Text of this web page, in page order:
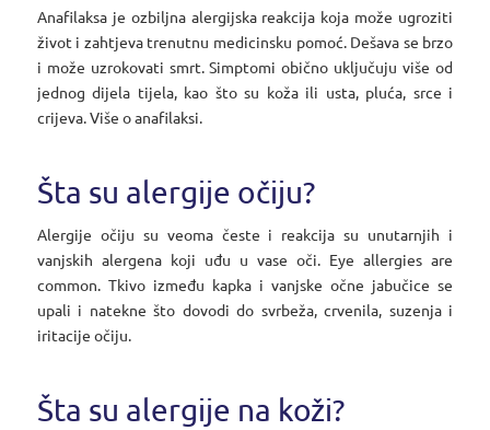
Anafilaksa je ozbiljna alergijska reakcija koja može ugroziti
život i zahtjeva trenutnu medicinsku pomoć. Dešava se brzo
i može uzrokovati smrt. Simptomi obično uključuju više od
jednog dijela tijela, kao što su koža ili usta, pluća, srce i
crijeva. Više o anafilaksi.
Šta su alergije očiju?
Alergije očiju su veoma česte i reakcija su unutarnjih i
vanjskih alergena koji uđu u vase oči. Eye allergies are
common. Tkivo između kapka i vanjske očne jabučice se
upali i natekne što dovodi do svrbeža, crvenila, suzenja i
iritacije očiju.
Šta su alergije na koži?